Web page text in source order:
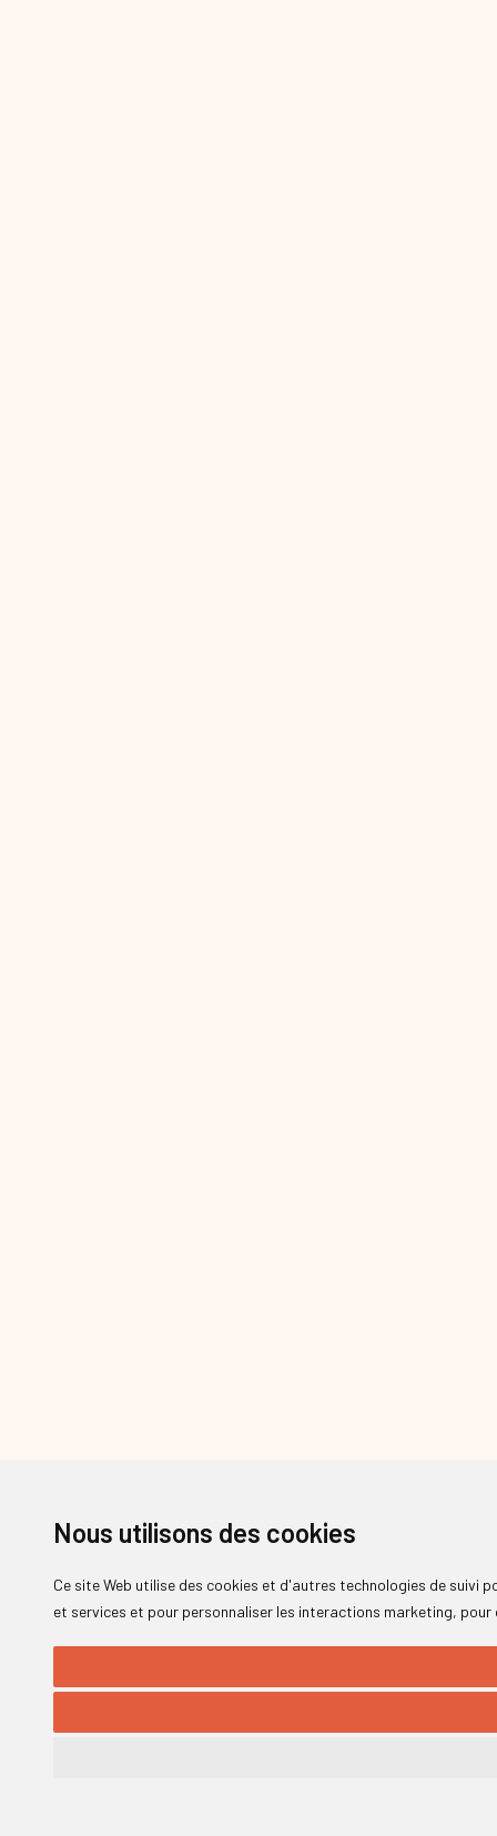
Nous utilisons des cookies
Ce site Web utilise des cookies et d'autres technologies de suivi
et services et pour personnaliser les interactions marketing, pour